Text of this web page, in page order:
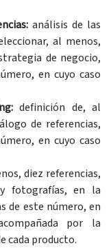
análisis de las
al menos,
de negocio,
en cuyo caso
definición de, al
de referencias,
en cuyo caso
diez referencias,
fotografías, en la
de este número, en
por la
cada producto.